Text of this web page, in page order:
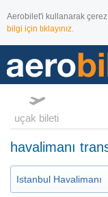
Aerobilet'i kullanarak çerez
bilgi için tıklayınız.
uçak bileti
havalimanı